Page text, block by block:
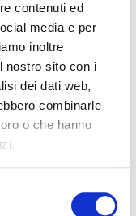
contenuti ed
media e per
inoltre
nostro sito con i
dei dati web,
combinarle
o che hanno
in tutta la
tradizione e
della sua